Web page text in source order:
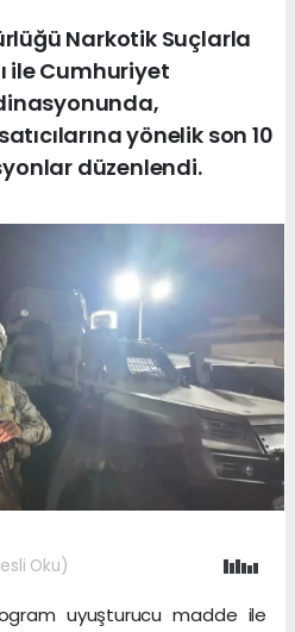
Narkotik Suçlarla
ile Cumhuriyet
yönelik son 10
düzenlendi.
Oku)
uyuşturucu madde ile